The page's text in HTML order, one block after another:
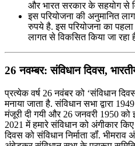
और भारत सरकार के सहयोग से
इस परियोजना की अनुमानित
रुपये है. इस परियोजना का
लागत से विकसित किया जा रहा
26 नवम्बर: संविधान दिवस,
प्रत्येक वर्ष 26 नवंबर को ‘संविधान
मनाया जाता है. संविधान सभा द्वारा
मंजूरी दी गयी और 26 जनवरी 1950 को
2021 में हमारे संविधान को अंगीकार
दिवस को संविधान निर्माता डॉं.